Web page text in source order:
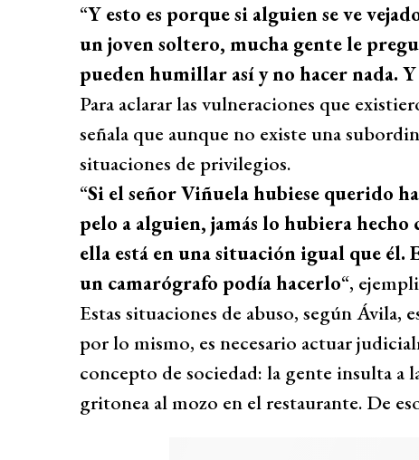
“Y esto es porque si alguien se ve
un joven soltero, mucha gente le
pueden humillar así y no hacer nada.
Para aclarar las vulneraciones que
señala que aunque no existe una
situaciones de privilegios.
“Si el señor Viñuela hubiese querido
pelo a alguien, jamás lo hubiera
ella está en una situación igual que él.
un camarógrafo podía hacerlo“,
Estas situaciones de abuso, según Ávila,
por lo mismo, es necesario actuar
concepto de sociedad: la gente insulta a
gritonea al mozo en el restaurante. De